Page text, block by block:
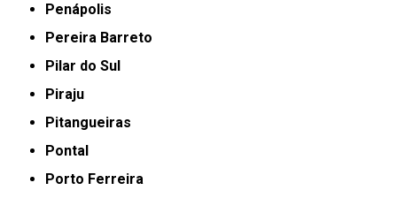
Penápolis
Pereira Barreto
Pilar do Sul
Piraju
Pitangueiras
Pontal
Porto Ferreira